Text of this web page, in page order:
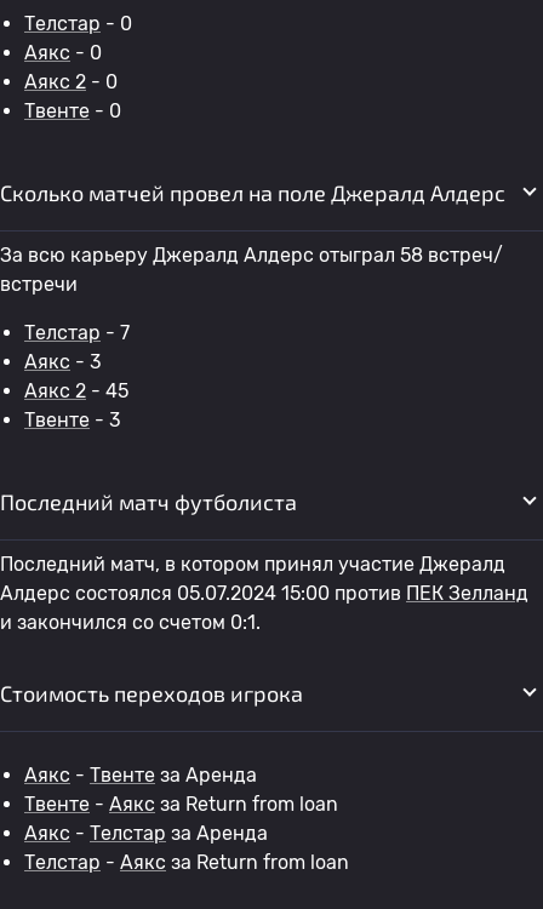
Телстар - 0
Аякс - 0
Аякс 2 - 0
Твенте - 0
Сколько матчей провел на поле Джералд Алдерс
За всю карьеру Джералд Алдерс отыграл 58 встреч/
встречи
Телстар - 7
Аякс - 3
Аякс 2 - 45
Твенте - 3
Последний матч футболиста
Последний матч, в котором принял участие Джералд
Алдерс состоялся 05.07.2024 15:00 против ПЕК Зелланд
и закончился со счетом 0:1.
Стоимость переходов игрока
Аякс - Твенте за Аренда
Твенте - Аякс за Return from loan
Аякс - Телстар за Аренда
Телстар - Аякс за Return from loan